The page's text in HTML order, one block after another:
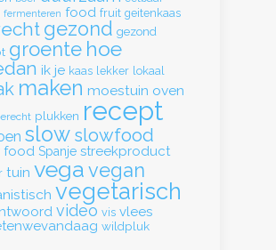
fermenteren food fruit geitenkaas
gezond gezond
groente hoe
ik je kaas lekker lokaal
maken moestuin oven
plukken recept
slow slowfood
food Spanje streekproduct
tuin vega vegan
vegetarisch
video vis vlees
wildpluk